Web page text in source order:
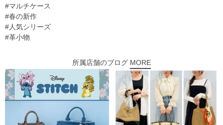
#マルチケース
#春の新作
#人気シリーズ
#革小物
所属店舗のブログ MORE